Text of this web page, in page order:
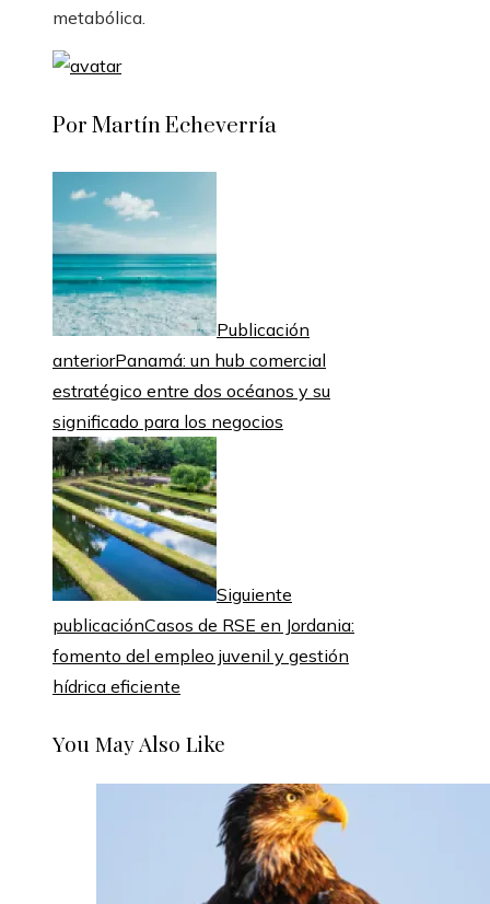
metabólica.
Por Martín Echeverría
Publicación
anteriorPanamá: un hub comercial
estratégico entre dos océanos y su
significado para los negocios
Siguiente
publicaciónCasos de RSE en Jordania:
fomento del empleo juvenil y gestión
hídrica eficiente
You May Also Like